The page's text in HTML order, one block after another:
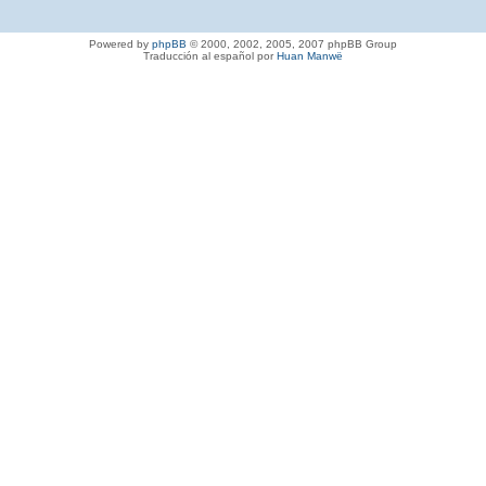
Powered by phpBB © 2000, 2002, 2005, 2007 phpBB Group
Traducción al español porHuan Manwë